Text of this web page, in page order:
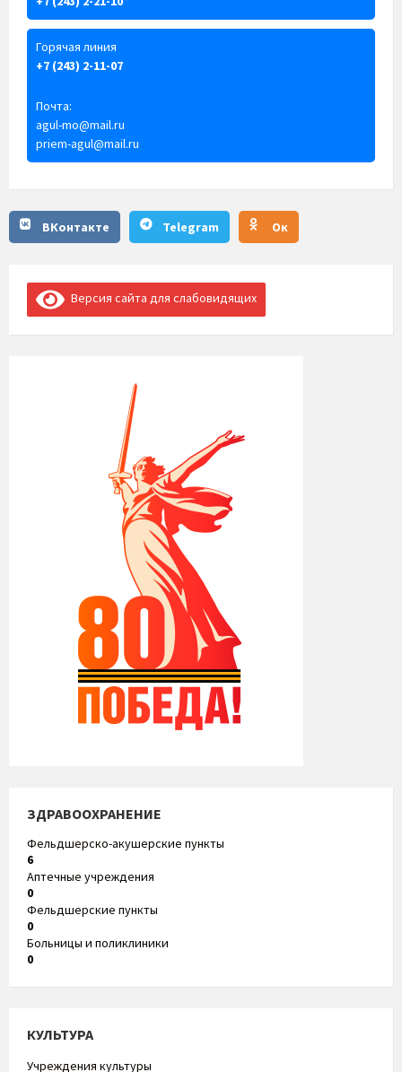
Горячая линия
+7 (243) 2-11-07
Почта:
agul-mo@mail.ru
priem-agul@mail.ru
ВКонтакте Telegram Ок
Версия сайта для слабовидящих
ЗДРАВООХРАНЕНИЕ
Фельдшерско-акушерские пункты
6
Аптечные учреждения
0
Фельдшерские пункты
0
Больницы и поликлиники
0
КУЛЬТУРА
Учреждения культуры